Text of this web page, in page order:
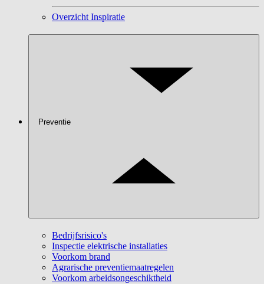
Overzicht Inspiratie
Preventie
Bedrijfsrisico's
Inspectie elektrische installaties
Voorkom brand
Agrarische preventiemaatregelen
Voorkom arbeidsongeschiktheid